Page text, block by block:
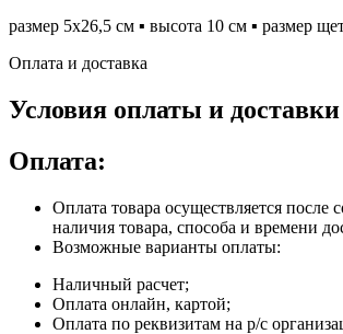
размер 5х26,5 см ▪ высота 10 см ▪ размер
Оплата и доставка
Условия оплаты и доставки
Оплата:
Оплата товара осуществляется после
наличия товара, способа и времени
Возможные варианты оплаты:
Наличный расчет;
Оплата онлайн, картой;
Оплата по реквизитам на р/с